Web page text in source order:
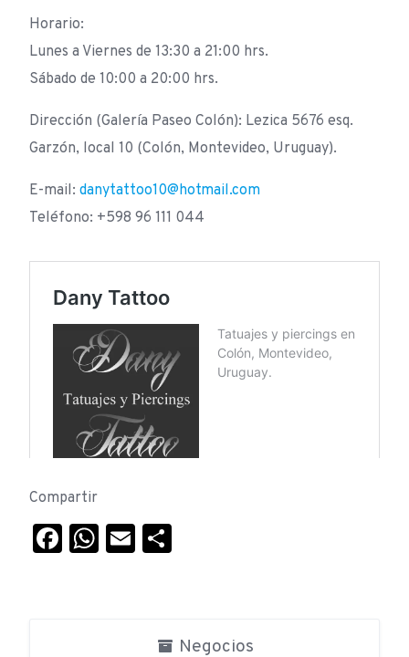
Horario:
Lunes a Viernes de 13:30 a 21:00 hrs.
Sábado de 10:00 a 20:00 hrs.
Dirección (Galería Paseo Colón): Lezica 5676 esq.
Garzón, local 10 (Colón, Montevideo, Uruguay).
E-mail: danytattoo10@hotmail.com
Teléfono: +598 96 111 044
Compartir
Facebook
WhatsApp
Email
Negocios